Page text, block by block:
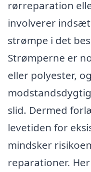
rørreparation
involverer
strømpe i det
Strømperne er
eller polyester,
slid. Dermed
levetiden for
mindsker
reparationer.